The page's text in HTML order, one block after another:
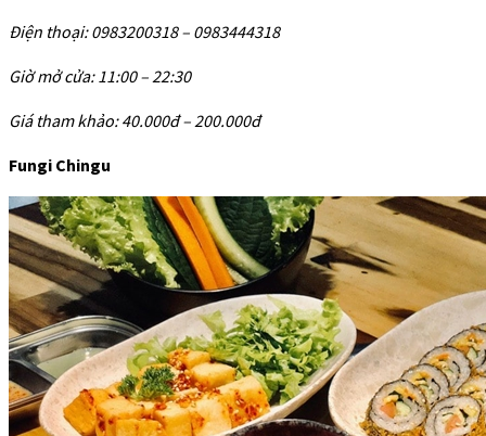
Điện thoại: 0983200318 – 0983444318
Giờ mở cửa: 11:00 – 22:30
Giá tham khảo: 40.000đ – 200.000đ
Fungi Chingu